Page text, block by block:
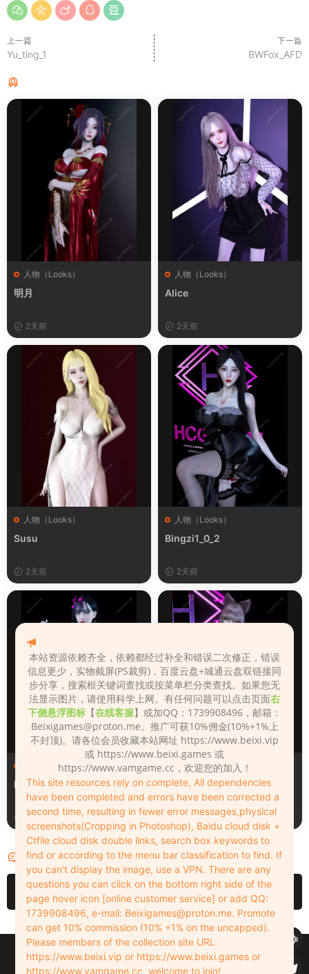
上一篇
Yu_ting_1
下一篇
BWFox_AFD
人物（Looks）
明月
2天前
人物（Looks）
Alice
2天前
人物（Looks）
Susu
2天前
人物（Looks）
Bingzi1_0_2
2天前
人物（Looks）
Monica_2_2_2
2天前
人物（Looks）
Lizhen2025
3天前
评论 0
请先登录
Copyleft © 2022-2026 beixi.vip - All Rights Freedom！
创作不易！有能力的同学可以去支持一下原创作者（我们绝对支持），当然
本站资源依赖齐全，依赖都经过补全和错误二次修正，错误
信息更少，实物截屏(PS裁剪)，百度云盘+城通云盘双链接同
步分享，搜索框关键词查找或按菜单栏分类查找。如果您无
法显示图片，请使用科学上网。有任何问题可以点击页面右
下侧悬浮图标 【在线客服】或加QQ：1739908496，邮箱：
Beixigames@proton.me。推广可获10%佣金(10%+1%上
不封顶)。请各位会员收藏本站网址 https://www.beixi.vip
或 https://www.beixi.games 或
https://www.vamgame.cc，欢迎您的加入！
This site resources rely on complete, All dependencies
have been completed and errors have been corrected a
second time, resulting in fewer error messages,physical
screenshots(Cropping in Photoshop), Baidu cloud disk +
Ctfile cloud disk double links, search box keywords to
find or according to the menu bar classification to find. If
you can't display the image, use a VPN. There are any
questions you can click on the bottom right side of the
page hover icon [online customer service] or add QQ:
1739908496, e-mail: Beixigames@proton.me. Promote
can get 10% commission (10% +1% on the uncapped).
Please members of the collection site URL
https://www.beixi.vip or https://www.beixi.games or
https://www.vamgame.cc, welcome to join!